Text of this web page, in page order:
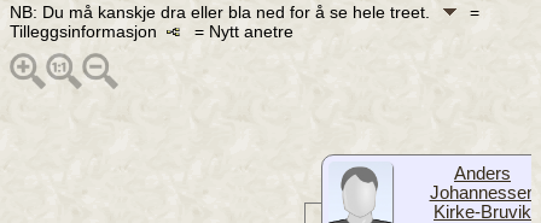
NB: Du må kanskje dra eller bla ned for å se hele treet.
=
Tilleggsinformasjon
= Nytt anetre
Anders
Johannessen
Kirke-Bruvik